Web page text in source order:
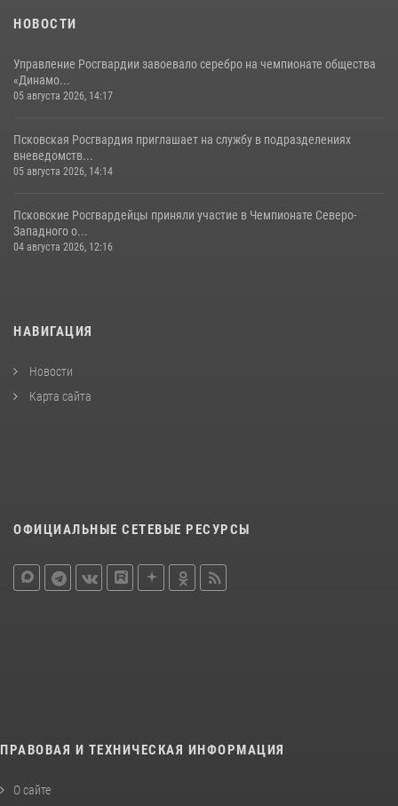
23 июля 2026, 13:19
НОВОСТИ
Управление Росгвардии завоевало серебро на чемпионате общества
«Динамо...
05 августа 2026, 14:17
Псковская Росгвардия приглашает на службу в подразделениях
вневедомств...
05 августа 2026, 14:14
Псковские Росгвардейцы приняли участие в Чемпионате Северо-
Западного о...
04 августа 2026, 12:16
НАВИГАЦИЯ
Новости
Карта сайта
ОФИЦИАЛЬНЫЕ СЕТЕВЫЕ РЕСУРСЫ
ПРАВОВАЯ И ТЕХНИЧЕСКАЯ ИНФОРМАЦИЯ
О сайте